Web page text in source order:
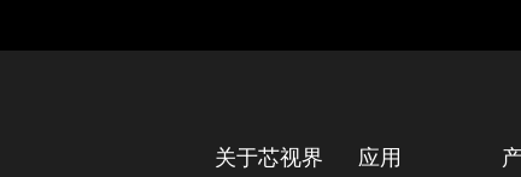
关于芯视界 应用